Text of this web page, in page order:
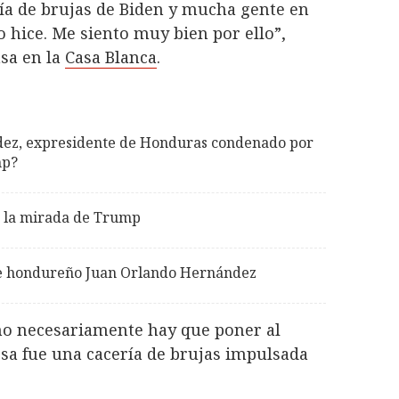
de brujas de Biden y mucha gente en
Me siento muy bien por ello”,
en la Casa Blanca.
expresidente de Honduras condenado por
la mirada de Trump
Juan Orlando Hernández
necesariamente hay que poner al
fue una cacería de brujas impulsada